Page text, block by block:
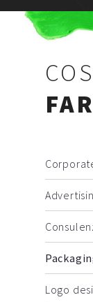
Media & Visual
Studio
Magazine
Contatti
Raffaele
Logo